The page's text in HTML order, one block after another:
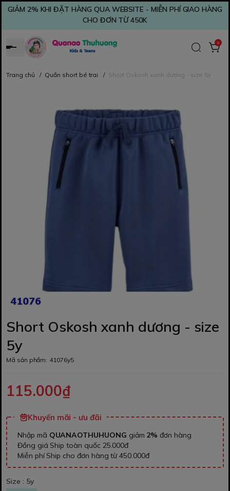
GIẢM 2% KHI ĐẶT HÀNG QUA WEBSITE - MIỄN PHÍ GIAO HÀNG
CHO ĐƠN TỪ 450K
0
Trang chủ / Quần short bé trai / Short Oskosh xanh dương - size 5y
Short Oskosh xanh dương - size
5y
Mã sản phẩm: 41076y5
115.000₫
Khuyến mãi - ưu đãi
Nhập mã QUANAOTHUHUONG giảm 2% đơn hàng
Đồng giá Ship toàn quốc 25.000đ
Miễn phí Ship cho đơn hàng từ 450.000đ
Size : 5y